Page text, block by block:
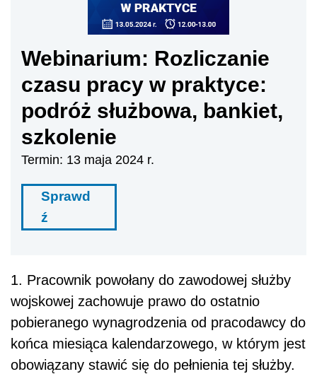
Webinarium: Rozliczanie
czasu pracy w praktyce:
podróż służbowa, bankiet,
szkolenie
Termin: 13 maja 2024 r.
Sprawd
ź
1. Pracownik powołany do zawodowej służby
wojskowej zachowuje prawo do ostatnio
pobieranego wynagrodzenia od pracodawcy do
końca miesiąca kalendarzowego, w którym jest
obowiązany stawić się do pełnienia tej służby.